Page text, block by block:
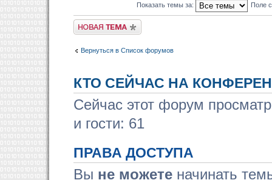
Показать темы за: Поле
Новая тема
Вернуться в Список форумов
КТО СЕЙЧАС НА
Сейчас этот форум
и гости: 61
ПРАВА ДОСТУПА
Вы не можете начинать